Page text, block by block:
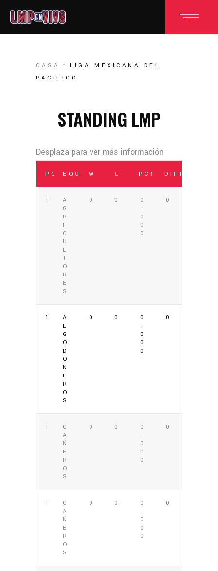
CASA
LIGA MEXICANA DEL
PACÍFICO
STANDING LMP
POSEQUIPO
W L PCT DIFF
1
A
G
R
I
C
U
L
T
O
R
E
S
0 0
0
.
0
0
0
0
1
A
L
G
O
D
O
N
E
R
O
S
0 0
0
.
0
0
0
0
1
C
A
Ñ
E
R
O
S
0 0
0
.
0
0
0
0
1
C
A
Ñ
E
R
O
S
0 0
0
.
0
0
0
0